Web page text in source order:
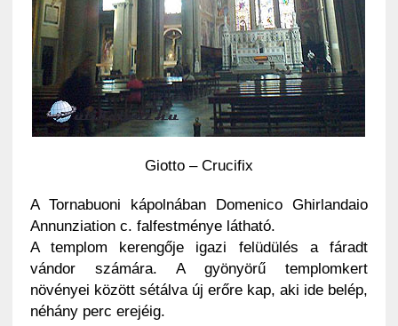
Giotto – Crucifix
A Tornabuoni kápolnában Domenico Ghirlandaio
Annunziation c. falfestménye látható.
A templom kerengője igazi felüdülés a fáradt
vándor számára. A gyönyörű templomkert
növényei között sétálva új erőre kap, aki ide belép,
néhány perc erejéig.